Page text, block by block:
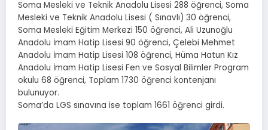
Soma Mesleki ve Teknik Anadolu Lisesi 288 öğrenci, Soma
Mesleki ve Teknik Anadolu Lisesi ( Sınavlı) 30 öğrenci,
Soma Mesleki Eğitim Merkezi 150 öğrenci, Ali Uzunoğlu
Anadolu İmam Hatip Lisesi 90 öğrenci, Çelebi Mehmet
Anadolu İmam Hatip Lisesi 108 öğrenci, Hüma Hatun Kız
Anadolu İmam Hatip Lisesi Fen ve Sosyal Bilimler Program
okulu 68 öğrenci, Toplam 1730 öğrenci kontenjanı
bulunuyor.
Soma’da LGS sınavına ise toplam 1661 öğrenci girdi.